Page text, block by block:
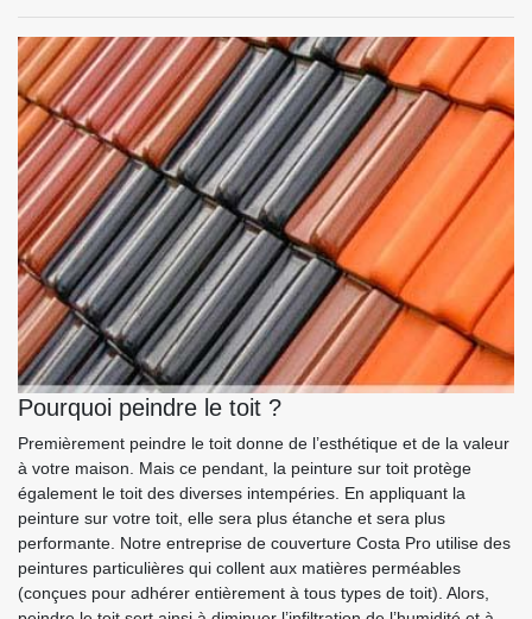
Pourquoi peindre le toit ?
Premièrement peindre le toit donne de l’esthétique et de la valeur
à votre maison. Mais ce pendant, la peinture sur toit protège
également le toit des diverses intempéries. En appliquant la
peinture sur votre toit, elle sera plus étanche et sera plus
performante. Notre entreprise de couverture Costa Pro utilise des
peintures particulières qui collent aux matières perméables
(conçues pour adhérer entièrement à tous types de toit). Alors,